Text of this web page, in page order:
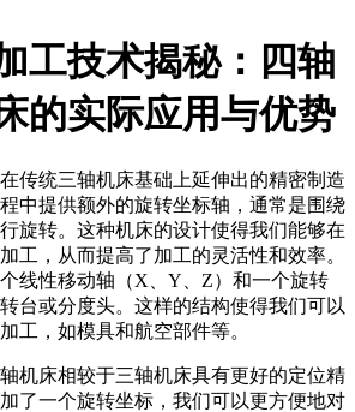
工技术揭秘：四轴
的实际应用与优势
统三轴机床基础上延伸出的精密制造
中提供额外的旋转坐标轴，通常是围绕
旋转。这种机床的设计使得我们能够在
工，从而提高了加工的灵活性和效率。
线性移动轴（X、Y、Z）和一个旋转
台或分度头。这样的结构使得我们可以
工，如模具和航空部件等。
机床相较于三轴机床具有更好的定位精
了一个旋转坐标，我们可以更方便地对